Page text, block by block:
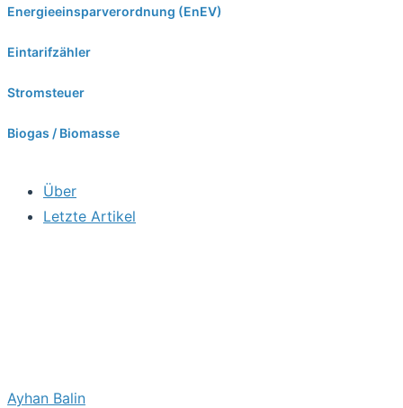
Energieeinsparverordnung (EnEV)
Eintarifzähler
Stromsteuer
Biogas / Biomasse
Über
Letzte Artikel
Ayhan Balin